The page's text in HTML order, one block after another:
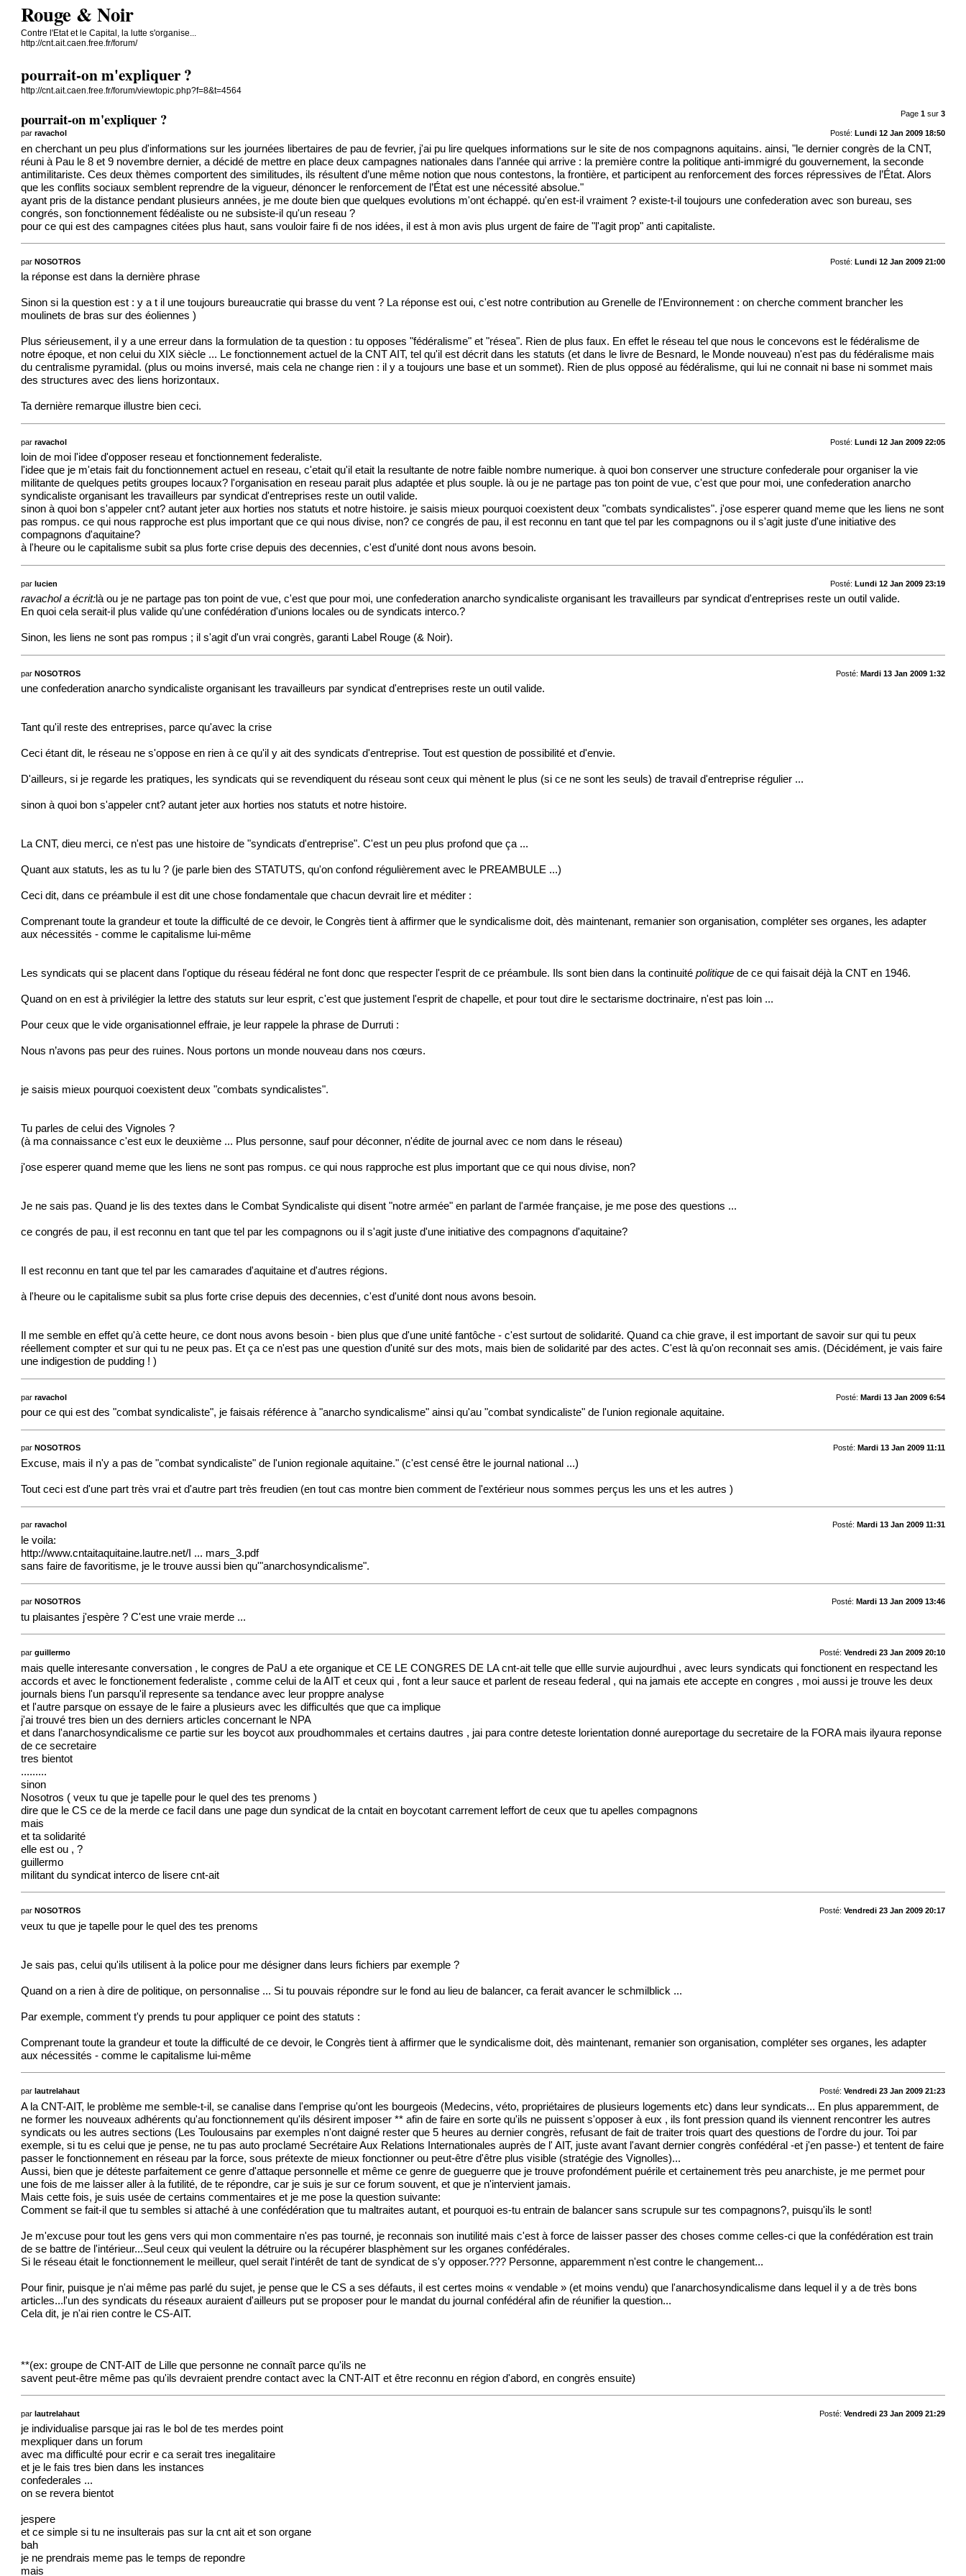
Rouge & Noir
Contre l'Etat et le Capital, la lutte s'organise...
http://cnt.ait.caen.free.fr/forum/
pourrait-on m'expliquer ?
http://cnt.ait.caen.free.fr/forum/viewtopic.php?f=8&t=4564
Page 1sur 3
pourrait-on m'expliquer ?
Posté: Lundi 12 Jan 2009 18:50
parravachol
en cherchant un peu plus d'informations sur les journées libertaires de pau de fevrier, j'ai pu lire quelques informations sur le site de nos compagnons aquitains. ainsi, "le dernier congrès de la CNT,
réuni à Pau le 8 et 9 novembre dernier, a décidé de mettre en place deux campagnes nationales dans l’année qui arrive : la première contre la politique anti-immigré du gouvernement, la seconde
antimilitariste. Ces deux thèmes comportent des similitudes, ils résultent d’une même notion que nous contestons, la frontière, et participent au renforcement des forces répressives de l’État. Alors
que les conflits sociaux semblent reprendre de la vigueur, dénoncer le renforcement de l’État est une nécessité absolue."
ayant pris de la distance pendant plusieurs années, je me doute bien que quelques evolutions m'ont échappé. qu'en est-il vraiment ? existe-t-il toujours une confederation avec son bureau, ses
congrés, son fonctionnement fédéaliste ou ne subsiste-il qu'un reseau ?
pour ce qui est des campagnes citées plus haut, sans vouloir faire fi de nos idées, il est à mon avis plus urgent de faire de "l'agit prop" anti capitaliste.
Posté: Lundi 12 Jan 2009 21:00
parNOSOTROS
la réponse est dans la dernière phrase
Sinon si la question est : y a t il une toujours bureaucratie qui brasse du vent ? La réponse est oui, c'est notre contribution au Grenelle de l'Environnement : on cherche comment brancher les
moulinets de bras sur des éoliennes)
Plus sérieusement, il y a une erreur dans la formulation de ta question : tu opposes "fédéralisme" et "résea". Rien de plus faux. En effet le réseau tel que nous le concevons est le fédéralisme de
notre époque, et non celui du XIX siècle ... Le fonctionnement actuel de la CNT AIT, tel qu'il est décrit dans les statuts (et dans le livre de Besnard, le Monde nouveau) n'est pas du fédéralisme mais
du centralisme pyramidal. (plus ou moins inversé, mais cela ne change rien : il y a toujours une base et un sommet). Rien de plus opposé au fédéralisme, qui lui ne connait ni base ni sommet mais
des structures avec des liens horizontaux.
Ta dernière remarque illustre bien ceci.
Posté: Lundi 12 Jan 2009 22:05
parravachol
loin de moi l'idee d'opposer reseau et fonctionnement federaliste.
l'idee que je m'etais fait du fonctionnement actuel en reseau, c'etait qu'il etait la resultante de notre faible nombre numerique. à quoi bon conserver une structure confederale pour organiser la vie
militante de quelques petits groupes locaux? l'organisation en reseau parait plus adaptée et plus souple. là ou je ne partage pas ton point de vue, c'est que pour moi, une confederation anarcho
syndicaliste organisant les travailleurs par syndicat d'entreprises reste un outil valide.
sinon à quoi bon s'appeler cnt? autant jeter aux horties nos statuts et notre histoire. je saisis mieux pourquoi coexistent deux "combats syndicalistes". j'ose esperer quand meme que les liens ne sont
pas rompus. ce qui nous rapproche est plus important que ce qui nous divise, non? ce congrés de pau, il est reconnu en tant que tel par les compagnons ou il s'agit juste d'une initiative des
compagnons d'aquitaine?
à l'heure ou le capitalisme subit sa plus forte crise depuis des decennies, c'est d'unité dont nous avons besoin.
Posté: Lundi 12 Jan 2009 23:19
parlucien
ravachol a écrit:là ou je ne partage pas ton point de vue, c'est que pour moi, une confederation anarcho syndicaliste organisant les travailleurs par syndicat d'entreprises reste un outil valide.
En quoi cela serait-il plus valide qu'une confédération d'unions locales ou de syndicats interco.?
Sinon, les liens ne sont pas rompus ; il s'agit d'un vrai congrès, garanti Label Rouge (& Noir).
Posté: Mardi 13 Jan 2009 1:32
parNOSOTROS
une confederation anarcho syndicaliste organisant les travailleurs par syndicat d'entreprises reste un outil valide.
Tant qu'il reste des entreprises, parce qu'avec la crise
Ceci étant dit, le réseau ne s'oppose en rien à ce qu'il y ait des syndicats d'entreprise. Tout est question de possibilité et d'envie.
D'ailleurs, si je regarde les pratiques, les syndicats qui se revendiquent du réseau sont ceux qui mènent le plus (si ce ne sont les seuls) de travail d'entreprise régulier ...
sinon à quoi bon s'appeler cnt? autant jeter aux horties nos statuts et notre histoire.
La CNT, dieu merci, ce n'est pas une histoire de "syndicats d'entreprise". C'est un peu plus profond que ça ...
Quant aux statuts, les as tu lu ? (je parle bien des STATUTS, qu'on confond régulièrement avec le PREAMBULE ...)
Ceci dit, dans ce préambule il est dit une chose fondamentale que chacun devrait lire et méditer :
Comprenant toute la grandeur et toute la difficulté de ce devoir, le Congrès tient à affirmer que le syndicalisme doit, dès maintenant, remanier son organisation, compléter ses organes, les adapter
aux nécessités - comme le capitalisme lui-même
Les syndicats qui se placent dans l'optique du réseau fédéral ne font donc que respecter l'esprit de ce préambule. Ils sont bien dans la continuitépolitique de ce qui faisait déjà la CNT en 1946.
Quand on en est à privilégier la lettre des statuts sur leur esprit, c'est que justement l'esprit de chapelle, et pour tout dire le sectarisme doctrinaire, n'est pas loin ...
Pour ceux que le vide organisationnel effraie, je leur rappele la phrase de Durruti :
Nous n’avons pas peur des ruines. Nous portons un monde nouveau dans nos cœurs.
je saisis mieux pourquoi coexistent deux "combats syndicalistes".
Tu parles de celui des Vignoles ?
(à ma connaissance c'est eux le deuxième ... Plus personne, sauf pour déconner, n'édite de journal avec ce nom dans le réseau)
j'ose esperer quand meme que les liens ne sont pas rompus. ce qui nous rapproche est plus important que ce qui nous divise, non?
Je ne sais pas. Quand je lis des textes dans le Combat Syndicaliste qui disent "notre armée" en parlant de l'armée française, je me pose des questions ...
ce congrés de pau, il est reconnu en tant que tel par les compagnons ou il s'agit juste d'une initiative des compagnons d'aquitaine?
Il est reconnu en tant que tel par les camarades d'aquitaine et d'autres régions.
à l'heure ou le capitalisme subit sa plus forte crise depuis des decennies, c'est d'unité dont nous avons besoin.
Il me semble en effet qu'à cette heure, ce dont nous avons besoin - bien plus que d'une unité fantôche - c'est surtout de solidarité. Quand ca chie grave, il est important de savoir sur qui tu peux
réellement compter et sur qui tu ne peux pas. Et ça ce n'est pas une question d'unité sur des mots, mais bien de solidarité par des actes. C'est là qu'on reconnait ses amis. (Décidément, je vais faire
une indigestion de pudding !)
Posté: Mardi 13 Jan 2009 6:54
parravachol
pour ce qui est des "combat syndicaliste", je faisais référence à "anarcho syndicalisme" ainsi qu'au "combat syndicaliste" de l'union regionale aquitaine.
Posté: Mardi 13 Jan 2009 11:11
par NOSOTROS
Excuse, mais il n'y a pas de "combat syndicaliste" de l'union regionale aquitaine." (c'est censé être le journal national ...)
Tout ceci est d'une part très vrai et d'autre part très freudien (en tout cas montre bien comment de l'extérieur nous sommes perçus les uns et les autres)
Posté: Mardi 13 Jan 2009 11:31
parravachol
le voila:
http://www.cntaitaquitaine.lautre.net/I ... mars_3.pdf
sans faire de favoritisme, je le trouve aussi bien qu'"anarchosyndicalisme".
Posté: Mardi 13 Jan 2009 13:46
par NOSOTROS
tu plaisantes j'espère ? C'est une vraie merde ...
Posté: Vendredi 23 Jan 2009 20:10
parguillermo
mais quelle interesante conversation , le congres de PaU a ete organique et CE LE CONGRES DE LA cnt-ait telle que ellle survie aujourdhui , avec leurs syndicats qui fonctionent en respectand les
accords et avec le fonctionement federaliste , comme celui de la AIT et ceux qui , font a leur sauce et parlent de reseau federal , qui na jamais ete accepte en congres , moi aussi je trouve les deux
journals biens l'un parsqu'il represente sa tendance avec leur proppre analyse
et l'autre parsque on essaye de le faire a plusieurs avec les difficultés que que ca implique
j'ai trouvé tres bien un des derniers articles concernant le NPA
et dans l'anarchosyndicalisme ce partie sur les boycot aux proudhommales et certains dautres , jai para contre deteste lorientation donné aureportage du secretaire de la FORA mais ilyaura reponse
de ce secretaire
tres bientot
.........
sinon
Nosotros ( veux tu que je tapelle pour le quel des tes prenoms )
dire que le CS ce de la merde ce facil dans une page dun syndicat de la cntait en boycotant carrement leffort de ceux que tu apelles compagnons
mais
et ta solidarité
elle est ou , ?
guillermo
militant du syndicat interco de lisere cnt-ait
Posté: Vendredi 23 Jan 2009 20:17
parNOSOTROS
veux tu que je tapelle pour le quel des tes prenoms
Je sais pas, celui qu'ils utilisent à la police pour me désigner dans leurs fichiers par exemple ?
Quand on a rien à dire de politique, on personnalise ... Si tu pouvais répondre sur le fond au lieu de balancer, ca ferait avancer le schmilblick ...
Par exemple, comment t'y prends tu pour appliquer ce point des statuts :
Comprenant toute la grandeur et toute la difficulté de ce devoir, le Congrès tient à affirmer que le syndicalisme doit, dès maintenant, remanier son organisation, compléter ses organes, les adapter
aux nécessités - comme le capitalisme lui-même
Posté: Vendredi 23 Jan 2009 21:23
parlautrelahaut
A la CNT-AIT, le problème me semble-t-il, se canalise dans l'emprise qu'ont les bourgeois (Medecins, véto, propriétaires de plusieurs logements etc) dans leur syndicats... En plus apparemment, de
ne former les nouveaux adhérents qu'au fonctionnement qu'ils désirent imposer ** afin de faire en sorte qu'ils ne puissent s'opposer à eux , ils font pression quand ils viennent rencontrer les autres
syndicats ou les autres sections (Les Toulousains par exemples n'ont daigné rester que 5 heures au dernier congrès, refusant de fait de traiter trois quart des questions de l'ordre du jour. Toi par
exemple, si tu es celui que je pense, ne tu pas auto proclamé Secrétaire Aux Relations Internationales auprès de l' AIT, juste avant l'avant dernier congrès confédéral -et j'en passe-) et tentent de faire
passer le fonctionnement en réseau par la force, sous prétexte de mieux fonctionner ou peut-être d'être plus visible (stratégie des Vignolles)...
Aussi, bien que je déteste parfaitement ce genre d'attaque personnelle et même ce genre de gueguerre que je trouve profondément puérile et certainement très peu anarchiste, je me permet pour
une fois de me laisser aller à la futilité, de te répondre, car je suis je sur ce forum souvent, et que je n'intervient jamais.
Mais cette fois, je suis usée de certains commentaires et je me pose la question suivante:
Comment se fait-il que tu sembles si attaché à une confédération que tu maltraites autant, et pourquoi es-tu entrain de balancer sans scrupule sur tes compagnons?, puisqu'ils le sont!
Je m'excuse pour tout les gens vers qui mon commentaire n'es pas tourné, je reconnais son inutilité mais c'est à force de laisser passer des choses comme celles-ci que la confédération est train
de se battre de l'intérieur...Seul ceux qui veulent la détruire ou la récupérer blasphèment sur les organes confédérales.
Si le réseau était le fonctionnement le meilleur, quel serait l'intérêt de tant de syndicat de s'y opposer.??? Personne, apparemment n'est contre le changement...
Pour finir, puisque je n'ai même pas parlé du sujet, je pense que le CS a ses défauts, il est certes moins « vendable » (et moins vendu) que l'anarchosyndicalisme dans lequel il y a de très bons
articles...l'un des syndicats du réseaux auraient d'ailleurs put se proposer pour le mandat du journal confédéral afin de réunifier la question...
Cela dit, je n'ai rien contre le CS-AIT.
**(ex: groupe de CNT-AIT de Lille que personne ne connaît parce qu'ils ne
savent peut-être même pas qu'ils devraient prendre contact avec la CNT-AIT et être reconnu en région d'abord, en congrès ensuite)
Posté: Vendredi 23 Jan 2009 21:29
parlautrelahaut
je individualise parsque jai ras le bol de tes merdes point
mexpliquer dans un forum
avec ma difficulté pour ecrir e ca serait tres inegalitaire
et je le fais tres bien dans les instances
confederales ...
on se revera bientot
jespere
et ce simple si tu ne insulterais pas sur la cnt ait et son organe
bah
je ne prendrais meme pas le temps de repondre
mais